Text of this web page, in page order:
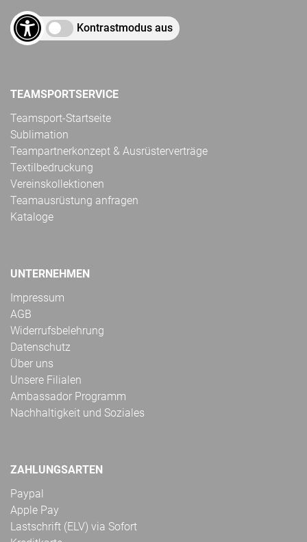
Kontrastmodus aus
TEAMSPORTSERVICE
Teamsport-Startseite
Sublimation
Teampartnerkonzept & Ausrüsterverträge
Textilbedruckung
Vereinskollektionen
Teamausrüstung anfragen
Kataloge
UNTERNEHMEN
Impressum
AGB
Widerrufsbelehrung
Datenschutz
Über uns
Unsere Filialen
Ambassador Programm
Nachhaltigkeit und Soziales
ZAHLUNGSARTEN
Paypal
Apple Pay
Lastschrift (ELV) via Sofort